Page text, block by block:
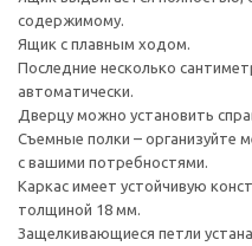
содержимому.
Ящик с плавным ходом.
Последние несколько
автоматически.
Дверцу можно установить
Съемные полки – организуйте
с вашими потребностями.
Каркас имеет устойчивую
толщиной 18 мм.
Защелкивающиеся петли